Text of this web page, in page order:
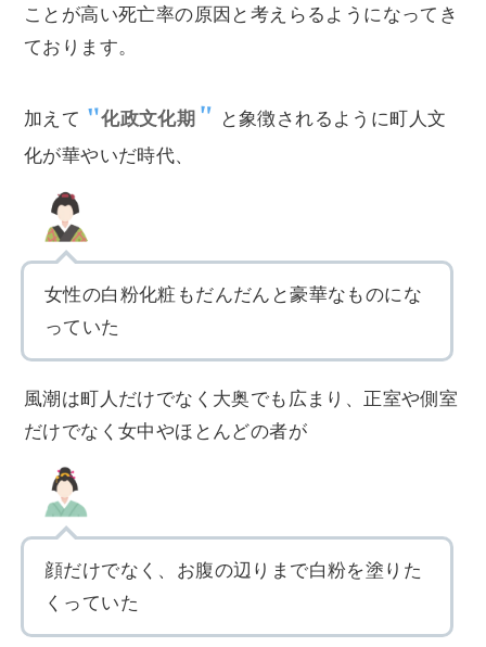
ことが高い死亡率の原因と考えらるようになってき
ております。
加えて 化政文化期
と象徴されるように町人文
化が華やいだ時代、
女性の白粉化粧もだんだんと豪華なものにな
っていた
風潮は町人だけでなく大奥でも広まり、正室や側室
だけでなく女中やほとんどの者が
顔だけでなく、お腹の辺りまで白粉を塗りた
くっていた